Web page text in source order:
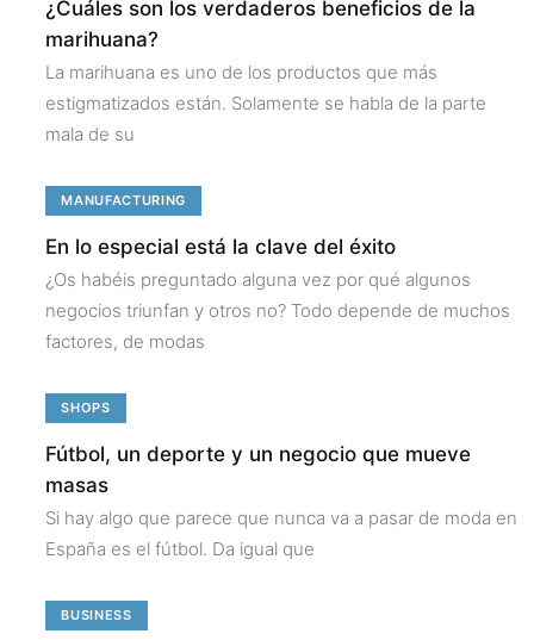
¿Cuáles son los verdaderos beneficios de la
marihuana?
La marihuana es uno de los productos que más
estigmatizados están. Solamente se habla de la parte
mala de su
MANUFACTURING
En lo especial está la clave del éxito
¿Os habéis preguntado alguna vez por qué algunos
negocios triunfan y otros no? Todo depende de muchos
factores, de modas
SHOPS
Fútbol, un deporte y un negocio que mueve
masas
Si hay algo que parece que nunca va a pasar de moda en
España es el fútbol. Da igual que
BUSINESS